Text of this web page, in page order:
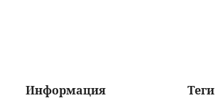
Теги
Информация